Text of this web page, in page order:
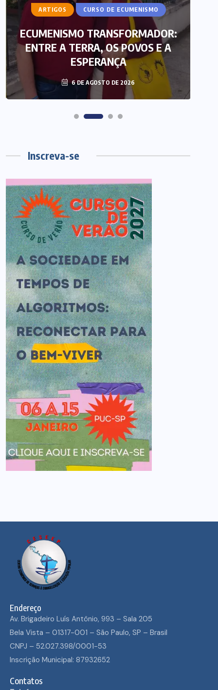
ARTIGOS CURSO DE ECUMENISMO
ECUMENISMO TRANSFORMADOR:
ENTRE A TERRA, OS POVOS E A
ESPERANÇA
6 DE AGOSTO DE 2026
Inscreva-se
Endereço
Av. Brigadeiro Luís Antônio, 993 – Sala 205
Bela Vista – 01317-001 – São Paulo, SP – Brasil
CNPJ – 52.027.398/0001-53
Inscrição Municipal: 87932652
Contatos